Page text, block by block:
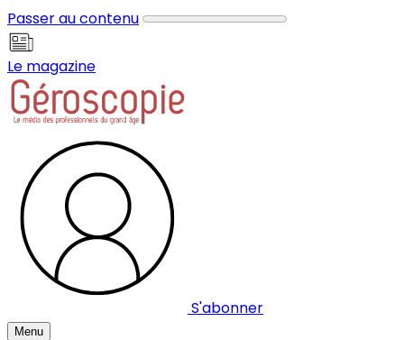
Passer au contenu
Le magazine
S'abonner
Menu
Panneau de gestion des cookies